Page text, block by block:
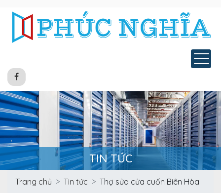
TIN TỨC
Trang chủ Tin tức Thợ sửa cửa cuốn Biên Hòa